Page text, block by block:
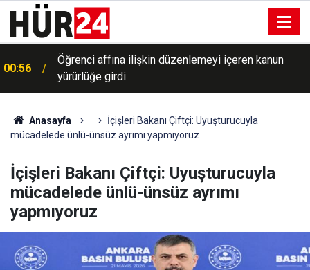
00:56
Öğrenci affına ilişkin düzenlemeyi içeren kanun
yürürlüğe girdi
00:41
Büyükelçi atamaları Resmi Gazete'de yayımlandı
Anasayfa
İçişleri Bakanı Çiftçi: Uyuşturucuyla
mücadelede ünlü-ünsüz ayrımı yapmıyoruz
İçişleri Bakanı Çiftçi: Uyuşturucuyla
mücadelede ünlü-ünsüz ayrımı
yapmıyoruz